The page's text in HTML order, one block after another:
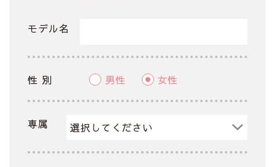
モデル名
性 別 男性 女性
専属